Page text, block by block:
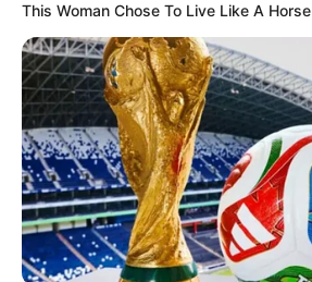
This Woman Chose To Live Like A Horse